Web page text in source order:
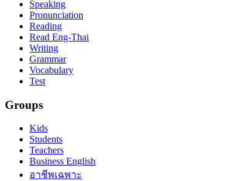
Speaking
Pronunciation
Reading
Read Eng-Thai
Writing
Grammar
Vocabulary
Test
Groups
Kids
Students
Teachers
Business English
อาชีพเฉพาะ